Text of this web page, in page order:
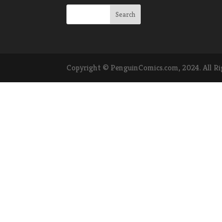
Copyright © PenguinComics.com, 2024. All